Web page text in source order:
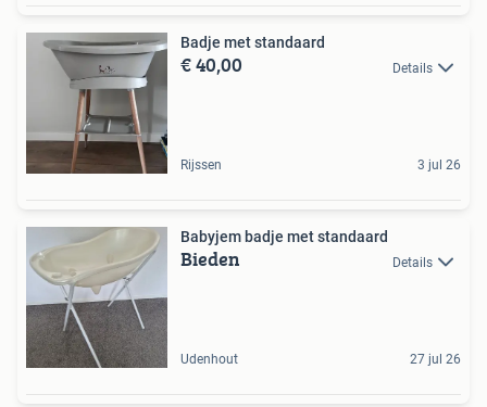
Badje met standaard
€ 40,00 Details
Rijssen 3 jul 26
Babyjem badje met standaard
Bieden Details
Udenhout 27 jul 26